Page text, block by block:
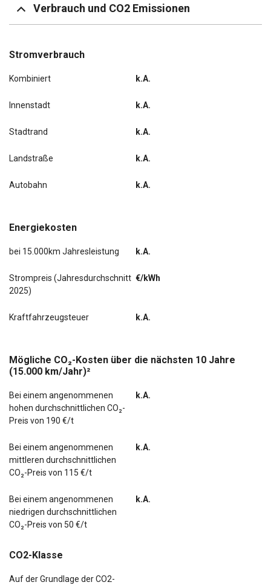
Rückfahrkamera
Scheinwerfer Voll-LED
Sitzheizung vorn
Sound-System KRELL
Verbrauch und CO2 Emissionen
Stromverbrauch
Kombiniert k.A.
Innenstadt k.A.
Stadtrand k.A.
Landstraße k.A.
Autobahn k.A.
Energiekosten
bei 15.000km Jahresleistung k.A.
Strompreis (Jahresdurchschnitt
2025)
€/kWh
Kraftfahrzeugsteuer k.A.
Mögliche CO₂-Kosten über die nächsten 10 Jahre
(15.000 km/Jahr)²
Bei einem angenommenen
hohen durchschnittlichen CO₂-
Preis von 190 €/t
k.A.
Bei einem angenommenen
mittleren durchschnittlichen
CO₂-Preis von 115 €/t
k.A.
Bei einem angenommenen
niedrigen durchschnittlichen
CO₂-Preis von 50 €/t
k.A.
CO2-Klasse
Auf der Grundlage der CO2-